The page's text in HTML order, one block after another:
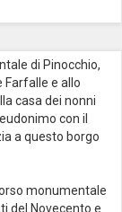
di Pinocchio,
Farfalle e allo
casa dei nonni
con il
a questo borgo
monumentale
del Novecento e